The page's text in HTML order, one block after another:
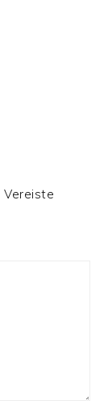
Vereiste